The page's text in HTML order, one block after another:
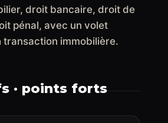
droit bancaire, droit de
pénal, avec un volet
transaction immobilière.
· points forts